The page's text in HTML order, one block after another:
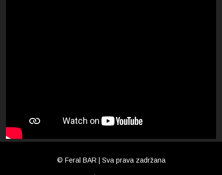
© Feral BAR | Sva prava zadržana